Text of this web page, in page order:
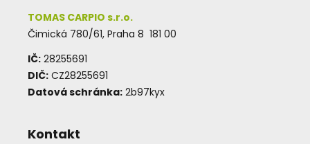
TOMAS CARPIO s.r.o.
Čimická 780/61, Praha 8 181 00
IČ: 28255691
DIČ: CZ28255691
Datová schránka: 2b97kyx
Kontakt